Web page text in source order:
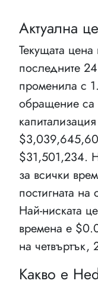
Актуална
Текущата цена
последните
променила с
обращение
$31,501,234.
за всички
постигната
Най-ниската
времена е
на четвъртък,
Какво е